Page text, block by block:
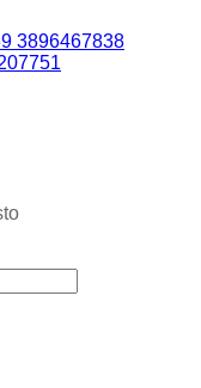
3896467838